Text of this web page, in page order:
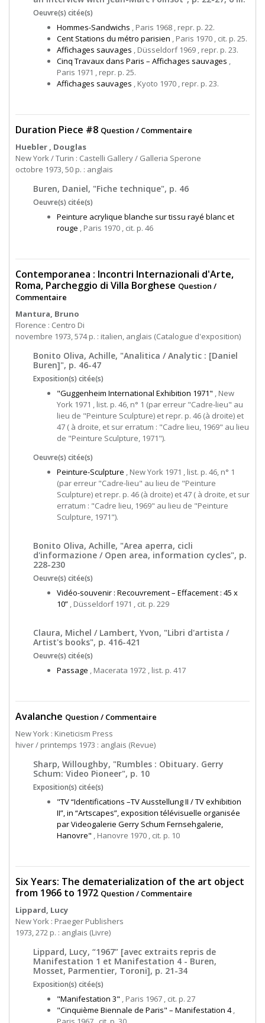
Oeuvre(s) citée(s)
Hommes-Sandwichs , Paris 1968 , repr. p. 22.
Cent Stations du métro parisien , Paris 1970 , cit. p. 25.
Affichages sauvages , Düsseldorf 1969 , repr. p. 23.
Cinq Travaux dans Paris – Affichages sauvages ,
Paris 1971 , repr. p. 25.
Affichages sauvages , Kyoto 1970 , repr. p. 23.
Duration Piece #8 Question / Commentaire
Huebler , Douglas
New York / Turin : Castelli Gallery / Galleria Sperone
octobre 1973, 50 p. : anglais
Buren, Daniel, "Fiche technique", p. 46
Oeuvre(s) citée(s)
Peinture acrylique blanche sur tissu rayé blanc et
rouge , Paris 1970 , cit. p. 46
Contemporanea : Incontri Internazionali d'Arte,
Roma, Parcheggio di Villa Borghese Question /
Commentaire
Mantura, Bruno
Florence : Centro Di
novembre 1973, 574 p. : italien, anglais (Catalogue d'exposition)
Bonito Oliva, Achille, "Analitica / Analytic : [Daniel
Buren]", p. 46-47
Exposition(s) citée(s)
"Guggenheim International Exhibition 1971" , New
York 1971 , list. p. 46, n° 1 (par erreur "Cadre-lieu" au
lieu de "Peinture Sculpture) et repr. p. 46 (à droite) et
47 ( à droite, et sur erratum : "Cadre lieu, 1969" au lieu
de "Peinture Sculpture, 1971").
Oeuvre(s) citée(s)
Peinture-Sculpture , New York 1971 , list. p. 46, n° 1
(par erreur "Cadre-lieu" au lieu de "Peinture
Sculpture) et repr. p. 46 (à droite) et 47 ( à droite, et sur
erratum : "Cadre lieu, 1969" au lieu de "Peinture
Sculpture, 1971").
Bonito Oliva, Achille, "Area aperra, cicli
d'informazione / Open area, information cycles", p.
228-230
Oeuvre(s) citée(s)
Vidéo-souvenir : Recouvrement – Effacement : 45 x
10” , Düsseldorf 1971 , cit. p. 229
Claura, Michel / Lambert, Yvon, "Libri d'artista /
Artist's books", p. 416-421
Oeuvre(s) citée(s)
Passage , Macerata 1972 , list. p. 417
Avalanche Question / Commentaire
New York : Kineticism Press
hiver / printemps 1973 : anglais (Revue)
Sharp, Willoughby, "Rumbles : Obituary. Gerry
Schum: Video Pioneer", p. 10
Exposition(s) citée(s)
"TV “Identifications –TV Ausstellung II / TV exhibition
II”, in “Artscapes”, exposition télévisuelle organisée
par Videogalerie Gerry Schum Fernsehgalerie,
Hanovre" , Hanovre 1970 , cit. p. 10
Six Years: The dematerialization of the art object
from 1966 to 1972 Question / Commentaire
Lippard, Lucy
New York : Praeger Publishers
1973, 272 p. : anglais (Livre)
Lippard, Lucy, “1967” [avec extraits repris de
Manifestation 1 et Manifestation 4 - Buren,
Mosset, Parmentier, Toroni], p. 21-34
Exposition(s) citée(s)
"Manifestation 3" , Paris 1967 , cit. p. 27
"Cinquième Biennale de Paris" – Manifestation 4,